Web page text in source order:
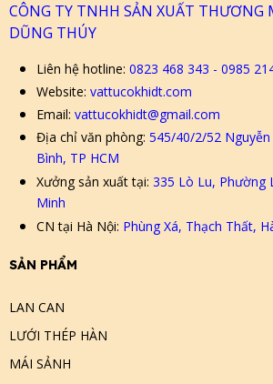
CÔNG TY TNHH SẢN XUẤT THƯƠNG
DŨNG THÚY
Liên hệ hotline: 0823 468 343 - 0985
Website: vattucokhidt.com
Email: vattucokhidt@gmail.com
Địa chỉ văn phòng: 545/40/2/52
Bình, TP HCM
Xưởng sản xuất tại: 335 Lò Lu, Phường
Minh
CN tại Hà Nội: Phùng Xá, Thạch Thất,
SẢN PHẨM
LAN CAN
LƯỚI THÉP HÀN
MÁI SẢNH